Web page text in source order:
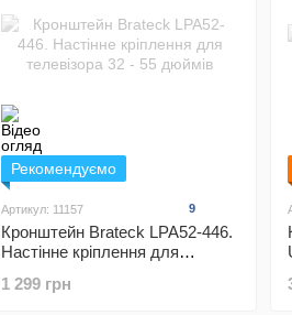
Рекомендуємо
Артикул: 11157 9
Кронштейн Brateck LPA52-446.
Настінне кріплення для
1 299 грн